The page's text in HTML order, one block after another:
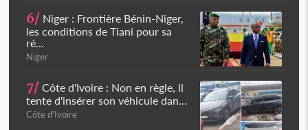
6/ Niger : Frontière Bénin-Niger,
les conditions de Tiani pour sa
ré...
Niger
7/ Côte d'Ivoire : Non en règle, il
tente d'insérer son véhicule dan...
Côte d'Ivoire